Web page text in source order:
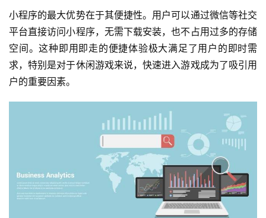
小程序的最大优势在于其便捷性。用户可以通过微信等社交
平台直接访问小程序，无需下载安装，也不占用过多的存储
空间。这种即用即走的便捷体验极大满足了用户的即时需
求，特别是对于休闲游戏来说，快速进入游戏成为了吸引用
户的重要因素。